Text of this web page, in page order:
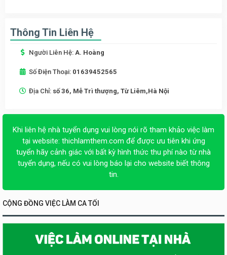
Thông Tin Liên Hệ
Người Liên Hệ: A. Hoàng
Số Điện Thoại: 01639452565
Địa Chỉ: số 36, Mễ Trì thượng, Từ Liêm,Hà Nội
Khi liên hệ nhà tuyển dụng vui lòng nói rõ tham khảo việc làm
tại website: thichlamthem.com để được ưu tiên khi ứng
tuyển hãy cảnh giác với bất kỳ hình thức thu phí nào từ nhà
tuyển dụng, nếu có vui lòng báo lại cho website biết thông
tin.
CỘNG ĐỒNG VIỆC LÀM CA TỐI